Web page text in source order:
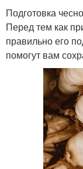
Подготовка
Перед тем как
правильно его
помогут вам